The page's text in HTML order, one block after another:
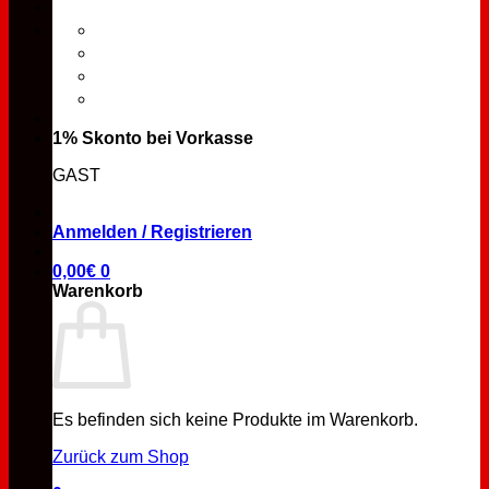
1% Skonto bei Vorkasse
GAST
Anmelden / Registrieren
0,00€ 0
Warenkorb
Es befinden sich keine Produkte im Warenkorb.
Zurück zum Shop